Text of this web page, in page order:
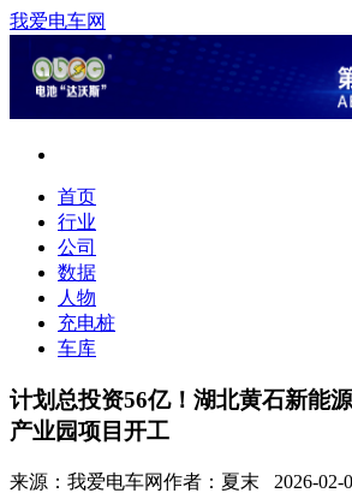
我爱电车网
首页
行业
公司
数据
人物
充电桩
车库
计划总投资56亿！湖北黄石新能
产业园项目开工
来源： 我爱电车网作者： 夏末 2026-02-